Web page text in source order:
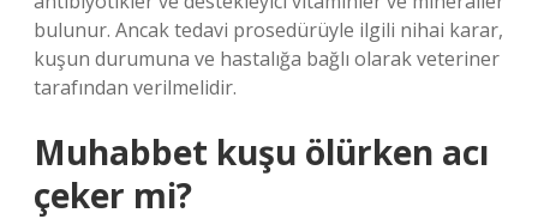
bulunur. Ancak tedavi prosedürüyle ilgili nihai karar,
kuşun durumuna ve hastalığa bağlı olarak veteriner
tarafından verilmelidir.
Muhabbet kuşu ölürken acı
çeker mi?